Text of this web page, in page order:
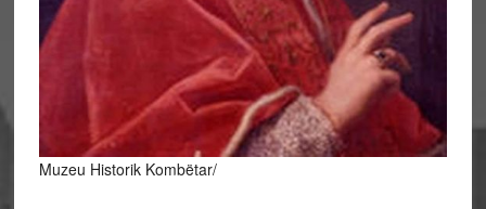
Muzeu Historik Kombëtar/